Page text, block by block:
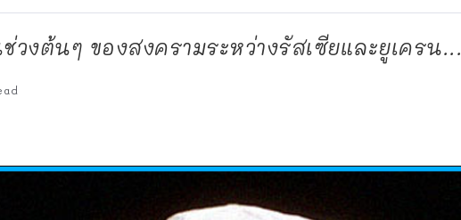
งต้นๆ ของสงครามระหว่างรัสเซียและยูเครน...